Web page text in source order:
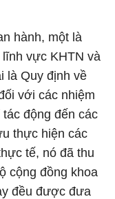
hành, một là
vực KHTN và
là Quy định về
với các nhiệm
động đến các
thực hiện các
tế, nó đã thu
cộng đồng khoa
đều được đưa